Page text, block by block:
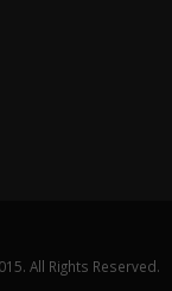
All Rights Reserved.